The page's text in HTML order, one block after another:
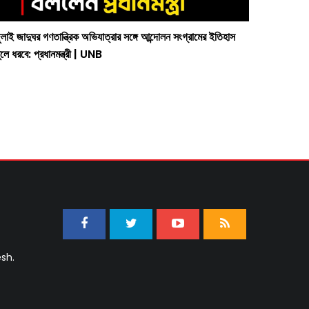
জাদুঘর গণতান্ত্রিক অভিযাত্রার সঙ্গে আন্দোলন সংগ্রামের ইতিহাস
ধরবে: প্রধানমন্ত্রী | UNB